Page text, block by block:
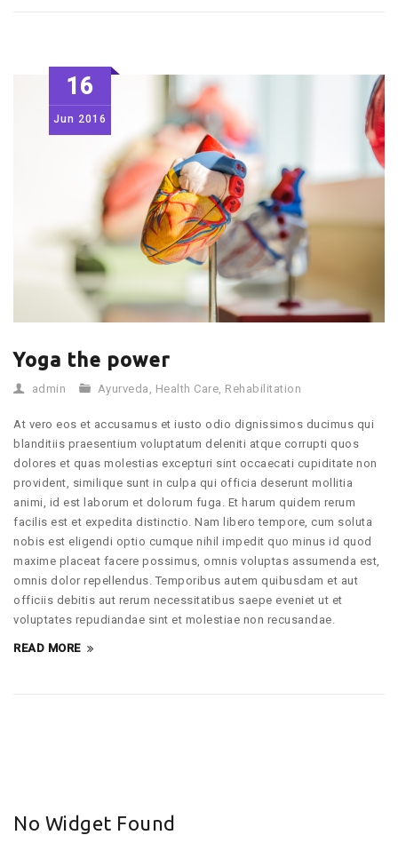
16
Jun 2016
Yoga the power
admin Ayurveda Health Care Rehabilitation
At vero eos et accusamus et iusto odio dignissimos ducimus qui
blanditiis praesentium voluptatum deleniti atque corrupti quos
dolores et quas molestias excepturi sint occaecati cupiditate non
provident, similique sunt in culpa qui officia deserunt mollitia
animi, id est laborum et dolorum fuga. Et harum quidem rerum
facilis est et expedita distinctio. Nam libero tempore, cum soluta
nobis est eligendi optio cumque nihil impedit quo minus id quod
maxime placeat facere possimus, omnis voluptas assumenda est,
omnis dolor repellendus. Temporibus autem quibusdam et aut
officiis debitis aut rerum necessitatibus saepe eveniet ut et
voluptates repudiandae sint et molestiae non recusandae.
READ MORE
No Widget Found